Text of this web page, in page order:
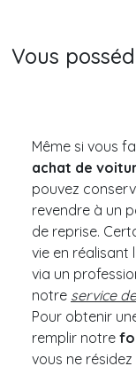
Vous
Même si vous
achat de
pouvez
revendre à un
de reprise.
vie en réalisant
via un
notre service
Pour obtenir
remplir notre
vous ne